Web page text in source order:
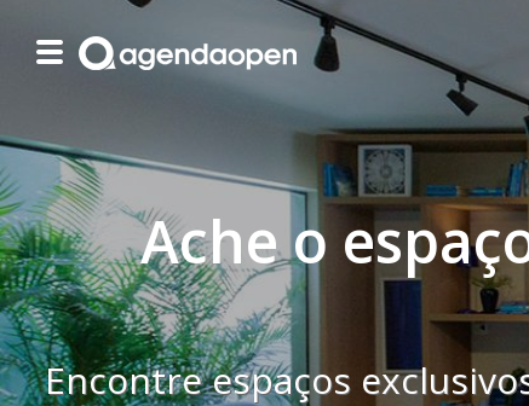
Ache o
Encontre espaços